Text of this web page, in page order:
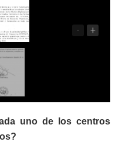
- +
uno de los centros